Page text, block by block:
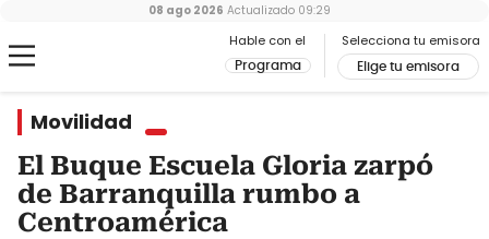
Hable con el
Programa
Selecciona tu emisora
Elige tu emisora
08 ago 2026 Actualizado 09:29
Movilidad
El Buque Escuela Gloria zarpó
de Barranquilla rumbo a
Centroamérica